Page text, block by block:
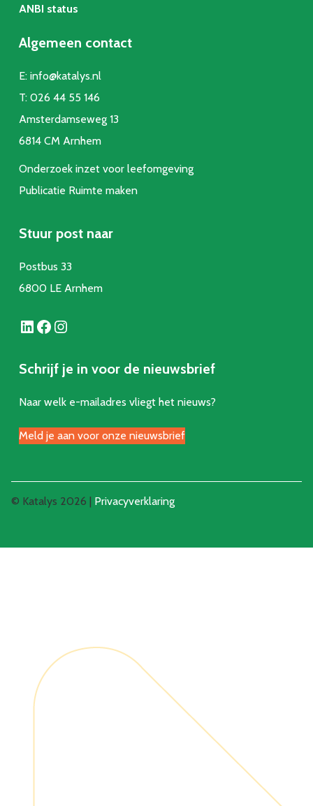
ANBI status
Algemeen contact
E: info@katalys.nl
T: 026 44 55 146
Amsterdamseweg 13
6814 CM Arnhem
Onderzoek inzet voor leefomgeving
Publicatie Ruimte maken
Stuur post naar
Postbus 33
6800 LE Arnhem
LinkedIn Facebook Instagram
Schrijf je in voor de nieuwsbrief
Naar welk e-mailadres vliegt het nieuws?
Meld je aan voor onze nieuwsbrief
© Katalys 2026 | Privacyverklaring